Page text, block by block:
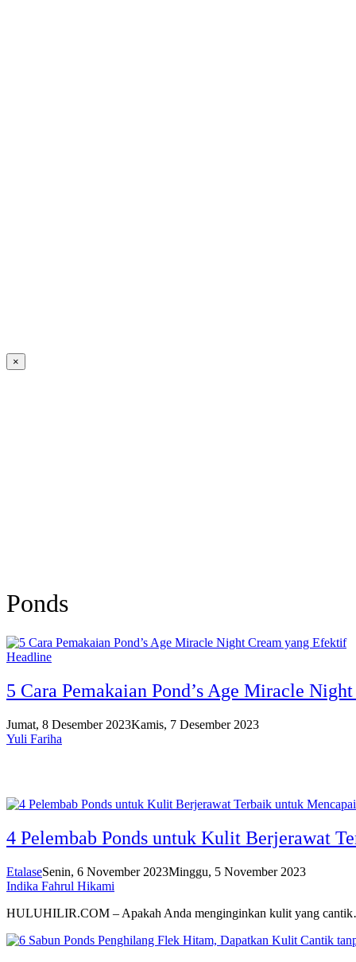
×
Ponds
Headline
5 Cara Pemakaian Pond’s Age Miracle
Jumat, 8 Desember 2023Kamis, 7 Desember 2023
Yuli Fariha
4 Pelembab Ponds untuk Kulit Berjerawat
EtalaseSenin, 6 November 2023Minggu, 5 November 2023
Indika Fahrul Hikami
HULUHILIR.COM – Apakah Anda menginginkan kulit yang